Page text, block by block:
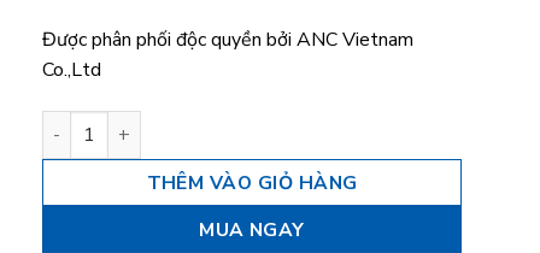
Được phân phối độc quyền bởi ANC Vietnam
Co.,Ltd
Bóng rổ Cao su Molten B5G1600-2 số 5 số lượng
THÊM VÀO GIỎ HÀNG
MUA NGAY